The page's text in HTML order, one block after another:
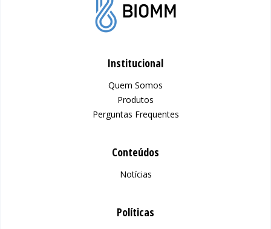
Institucional
Quem Somos
Produtos
Perguntas Frequentes
Conteúdos
Notícias
Políticas